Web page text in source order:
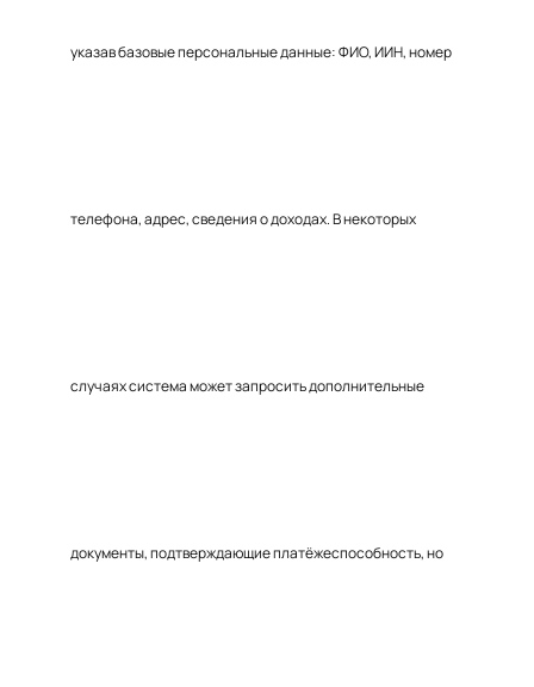
указав базовые персональные данные: ФИО, ИИН, номер
телефона, адрес, сведения о доходах. В некоторых
случаях система может запросить дополнительные
документы, подтверждающие платёжеспособность, но